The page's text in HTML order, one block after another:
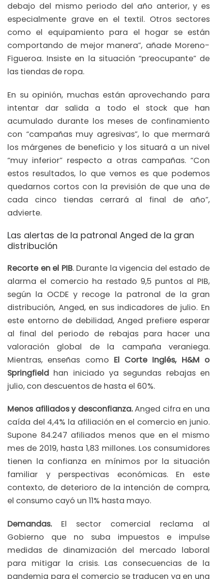
debajo del mismo periodo del año anterior, y es
especialmente grave en el textil. Otros sectores
como el equipamiento para el hogar se están
comportando de mejor manera”, añade Moreno-
Figueroa. Insiste en la situación “preocupante” de
las tiendas de ropa.
En su opinión, muchas están aprovechando para
intentar dar salida a todo el stock que han
acumulado durante los meses de confinamiento
con “campañas muy agresivas”, lo que mermará
los márgenes de beneficio y los situará a un nivel
“muy inferior” respecto a otras campañas. “Con
estos resultados, lo que vemos es que podemos
quedarnos cortos con la previsión de que una de
cada cinco tiendas cerrará al final de año”,
advierte.
Las alertas de la patronal Anged de la gran
distribución
Recorte en el PIB. Durante la vigencia del estado de
alarma el comercio ha restado 9,5 puntos al PIB,
según la OCDE y recoge la patronal de la gran
distribución, Anged, en sus indicadores de julio. En
este entorno de debilidad, Anged prefiere esperar
al final del periodo de rebajas para hacer una
valoración global de la campaña veraniega.
Mientras, enseñas como El Corte Inglés, H&M o
Springfield han iniciado ya segundas rebajas en
julio, con descuentos de hasta el 60%.
Menos afiliados y desconfianza.Anged cifra en una
caída del 4,4% la afiliación en el comercio en junio.
Supone 84.247 afiliados menos que en el mismo
mes de 2019, hasta 1,83 millones. Los consumidores
tienen la confianza en mínimos por la situación
familiar y perspectivas económicas. En este
contexto, de deterioro de la intención de compra,
el consumo cayó un 11% hasta mayo.
Demandas. El sector comercial reclama al
Gobierno que no suba impuestos e impulse
medidas de dinamización del mercado laboral
para mitigar la crisis. Las consecuencias de la
pandemia para el comercio se traducen ya en una